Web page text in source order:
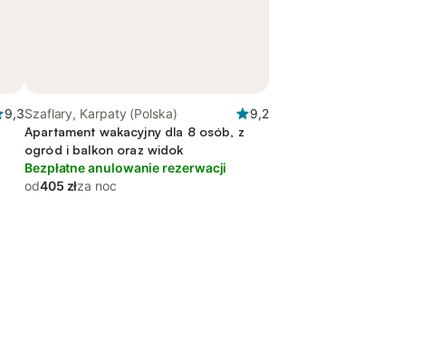
9,3Szaflary, Karpaty (Polska)
9,2
Apartament wakacyjny dla 8 osób, z
ogród i balkon oraz widok
Bezpłatne anulowanie rezerwacji
od405 złza noc